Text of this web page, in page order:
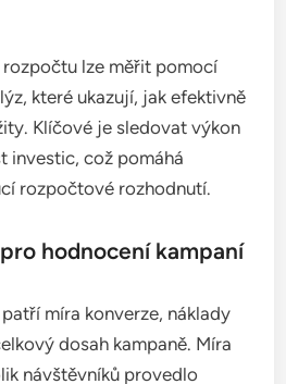
lze měřit pomocí
které ukazují, jak efektivně
Klíčové je sledovat výkon
investic, což pomáhá
rozpočtové rozhodnutí.
hodnocení kampaní
míra konverze, náklady
dosah kampaně. Míra
návštěvníků provedlo